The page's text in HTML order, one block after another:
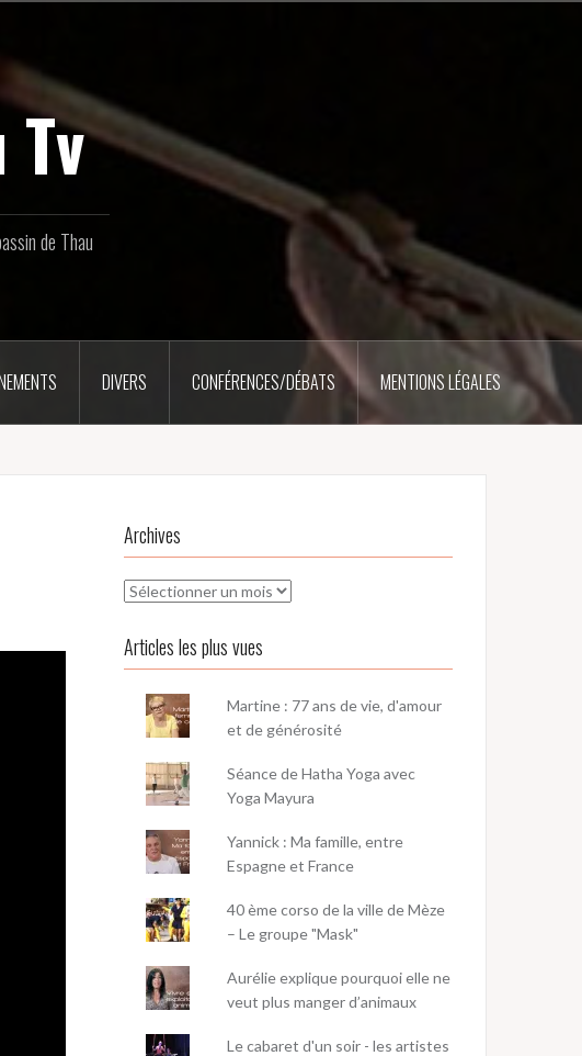
Tv
de Thau
DIVERS CONFÉRENCES/DÉBATS MENTIONS LÉGALES
Archives
Archives
Articles les plus vues
Martine : 77 ans de vie, d'amour
et de générosité
Séance de Hatha Yoga avec
Yoga Mayura
Yannick : Ma famille, entre
Espagne et France
40 ème corso de la ville de Mèze
– Le groupe "Mask"
Aurélie explique pourquoi elle ne
veut plus manger d’animaux
Le cabaret d'un soir - les artistes